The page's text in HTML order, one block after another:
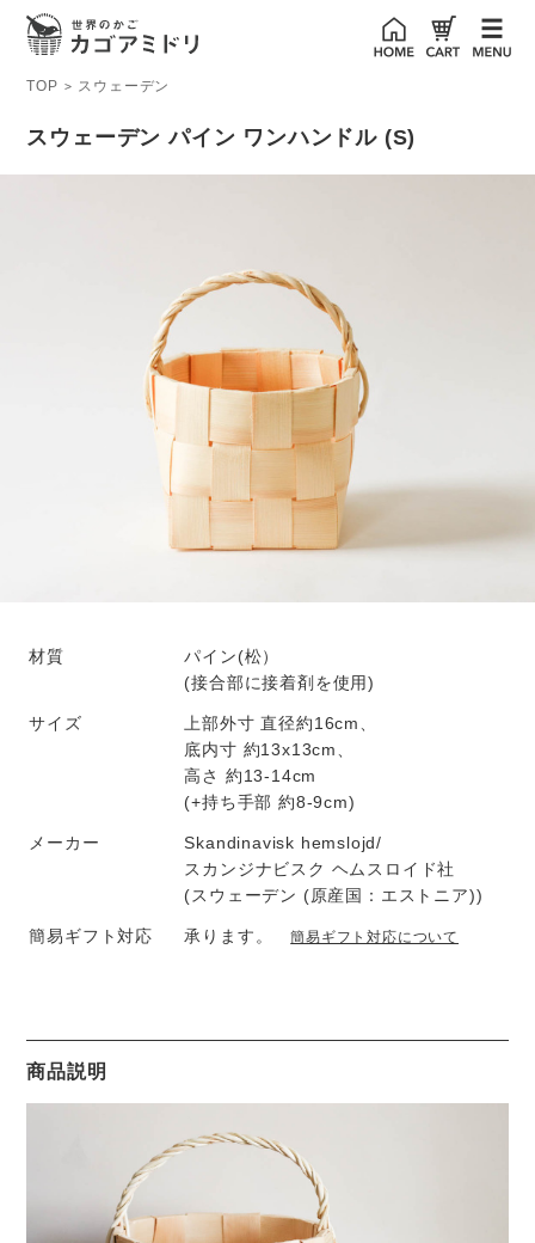
TOP > スウェーデン
スウェーデン パイン ワンハンドル (S)
材質
パイン(松）
(接合部に接着剤を使用)
サイズ
上部外寸 直径約16cm、
底内寸 約13x13cm、
高さ 約13-14cm
(+持ち手部 約8-9cm)
メーカー
Skandinavisk hemslojd/
スカンジナビスク ヘムスロイド社
(スウェーデン (原産国：エストニア))
簡易ギフト対応 承ります。簡易ギフト対応について
商品説明